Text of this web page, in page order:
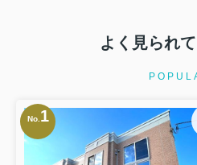
よく見られ
No. 1